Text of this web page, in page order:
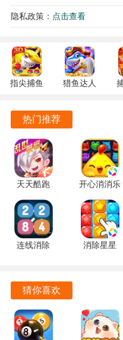
隐私政策： 点击查看
指尖捕鱼
安卓版
猎鱼达人
卓版
热门推荐
天天酷跑
1.0.139.0
手机版
开心消消乐
1.159 手机
版
连线消除
消除星星
猜你喜欢